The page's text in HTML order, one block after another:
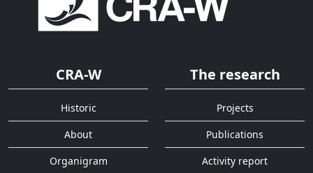
CRA-W
Historic
About
Organigram
The research
Projects
Publications
Activity report